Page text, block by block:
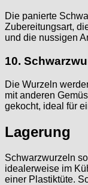
Die panierte
Zubereitungsart,
und die nussigen
10.
Die Wurzeln
mit anderen
gekocht, ideal für
Lagerung
Schwarzwurzeln
idealerweise im
einer Plastiktüte.